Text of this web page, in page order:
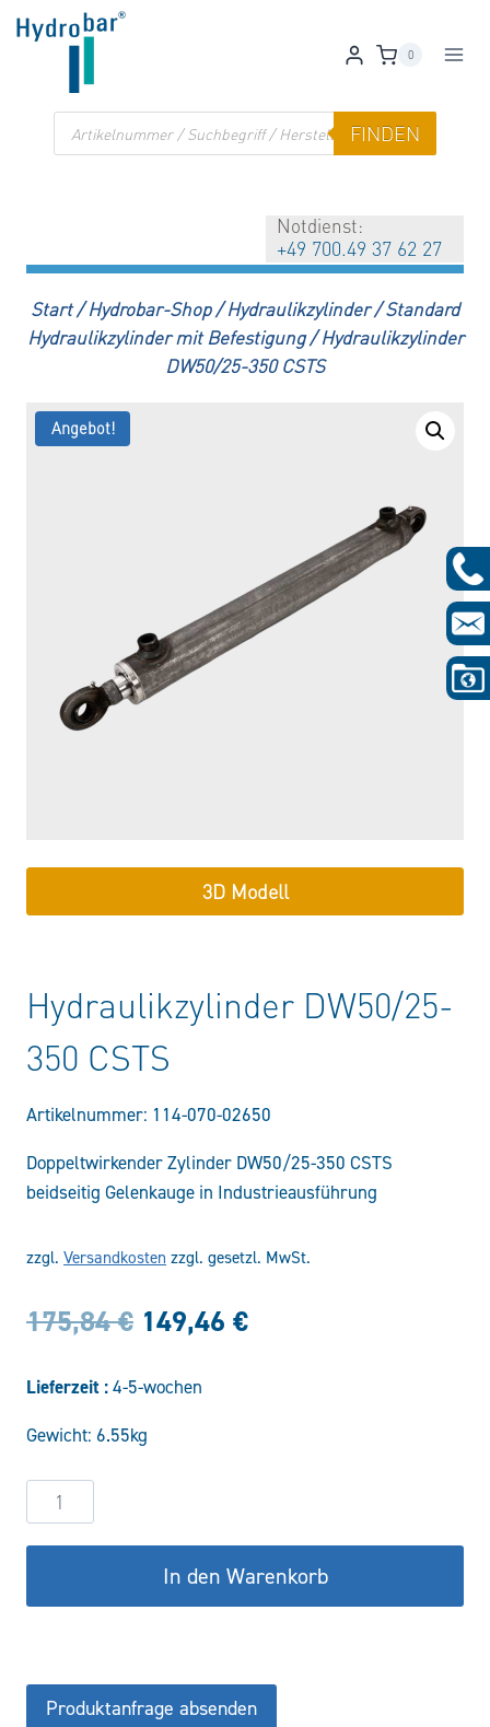
Zum
Inhalt
0
Products
search
FINDEN
Notdienst:
+49 700.49 37 62 27
Start / Hydrobar-Shop / Hydraulikzylinder / Standard
Hydraulikzylinder mit Befestigung /Hydraulikzylinder
DW50/25-350 CSTS
Angebot!
3D Modell
Hydraulikzylinder DW50/25-
350 CSTS
Artikelnummer: 114-070-02650
Doppeltwirkender Zylinder DW50/25-350 CSTS
beidseitig Gelenkauge in Industrieausführung
zzgl. Versandkosten zzgl. gesetzl. MwSt.
175,84€ Ursprünglicher
175,84 €
149,46 €Aktueller
Lieferzeit : 4-5-wochen
Gewicht: 6.55kg
Hydraulikzylinder
DW50/25-
350
Menge
In den Warenkorb
Produktanfrage absenden